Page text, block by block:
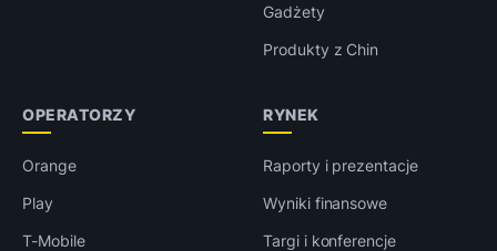
Gadżety
Produkty z Chin
OPERATORZY
Orange
Play
T-Mobile
RYNEK
Raporty i prezentacje
Wyniki finansowe
Targi i konferencje